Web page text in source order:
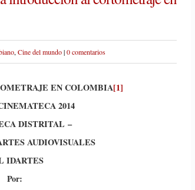
, Cine del mundo|0 comentarios
EN COLOMBIA[1]
2014
DISTRITAL –
AUDIOVISUALES
IDARTES
Por: